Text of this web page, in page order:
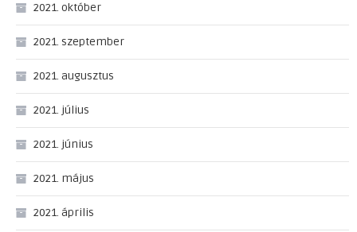
2021. október
2021. szeptember
2021. augusztus
2021. július
2021. június
2021. május
2021. április